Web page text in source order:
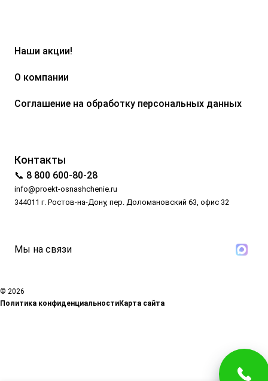
Наши акции!
О компании
Соглашение на обработку персональных данных
Контакты
📞 8 800 600-80-28
info@proekt-osnashchenie.ru
344011 г. Ростов-на-Дону, пер. Доломановский 63, офис 32
Мы на связи
© 2026
Политика конфиденциальностиКарта сайта